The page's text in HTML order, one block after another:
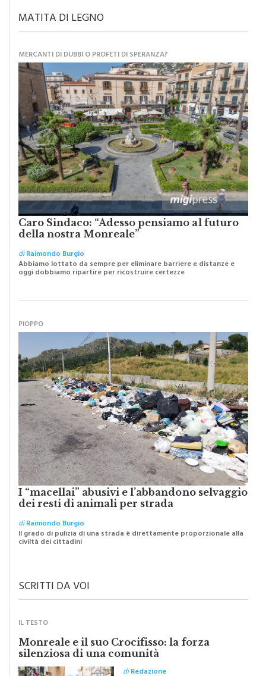
MATITA DI LEGNO
MERCANTI DI DUBBI O PROFETI DI SPERANZA?
Caro Sindaco: “Adesso pensiamo al futuro
della nostra Monreale”
diRaimondo Burgio
I “macellai” abusivi e l’abbandono selvaggio
dei resti di animali per strada
diRaimondo Burgio
SCRITTI DA VOI
IL TESTO
Monreale e il suo Crocifisso: la forza
silenziosa di una comunità